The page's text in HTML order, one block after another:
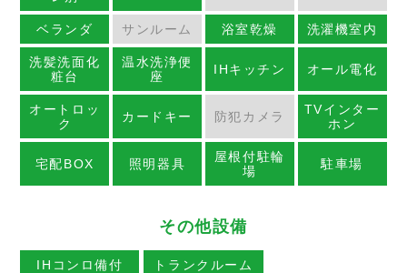
ベランダ サンルーム 浴室乾燥 洗濯機室内
洗髪洗面化
粧台
温水洗浄便
座
IHキッチン オール電化
オートロッ
ク
カードキー 防犯カメラ
TVインター
ホン
宅配BOX 照明器具
屋根付駐輪
場
駐車場
その他設備
IHコンロ備付 トランクルーム